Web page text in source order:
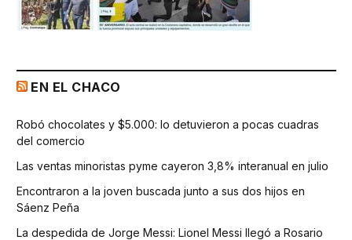
EN EL CHACO
Robó chocolates y $5.000: lo detuvieron a pocas cuadras
del comercio
Las ventas minoristas pyme cayeron 3,8% interanual en julio
Encontraron a la joven buscada junto a sus dos hijos en
Sáenz Peña
La despedida de Jorge Messi: Lionel Messi llegó a Rosario